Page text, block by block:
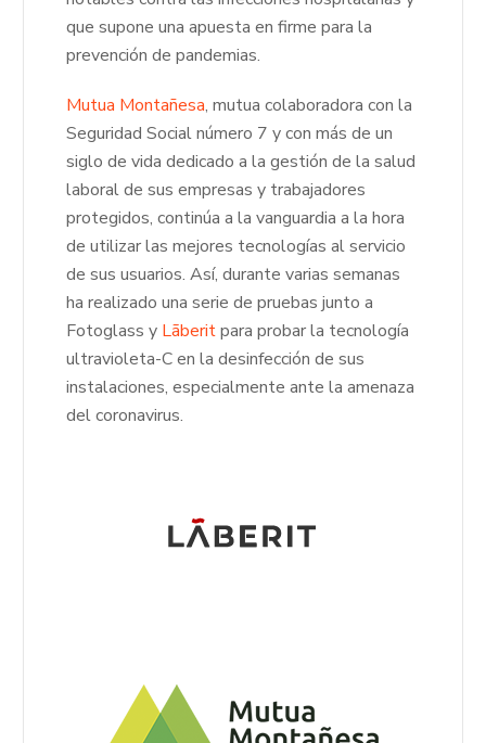
que supone una apuesta en firme para la
prevención de pandemias.
Mutua Montañesa, mutua colaboradora con la
Seguridad Social número 7 y con más de un
siglo de vida dedicado a la gestión de la salud
laboral de sus empresas y trabajadores
protegidos, continúa a la vanguardia a la hora
de utilizar las mejores tecnologías al servicio
de sus usuarios. Así, durante varias semanas
ha realizado una serie de pruebas junto a
Fotoglass y Lãberitpara probar la tecnología
ultravioleta-C en la desinfección de sus
instalaciones, especialmente ante la amenaza
del coronavirus.